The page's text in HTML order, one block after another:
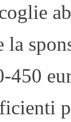
la
450